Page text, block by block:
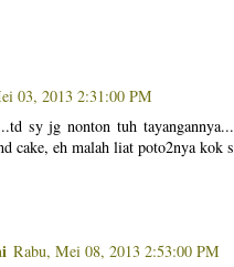
03, 2013 2:31:00 PM
sy jg nonton tuh
cake, eh malah liat poto2nya kok
Rabu, Mei 08, 2013 2:53:00 PM